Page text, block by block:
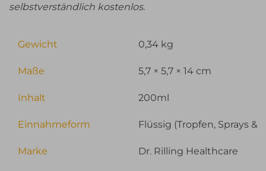
selbstverständlich kostenlos.
Gewicht 0,34 kg
Maße 5,7 × 5,7 × 14 cm
Inhalt 200ml
Einnahmeform Flüssig (Tropfen, Sprays &
Marke Dr. Rilling Healthcare